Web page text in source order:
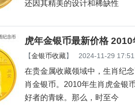
还因其精美的设计和稀缺性
虎年金银币最新价格
【金银币收藏】 2024-11-29
在贵金属收藏领域中，生肖纪
肖金银币。2010年生肖虎金银
好者的青睐。那么，时至今